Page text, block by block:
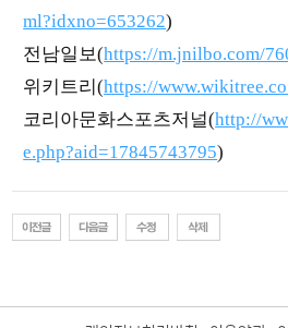
ml?idxno=653262)
​전남일보(https://m.jnilbo.com/
​위키트리(https://
​코리아문화스포츠저널(http://
e.php?aid=17845743795)